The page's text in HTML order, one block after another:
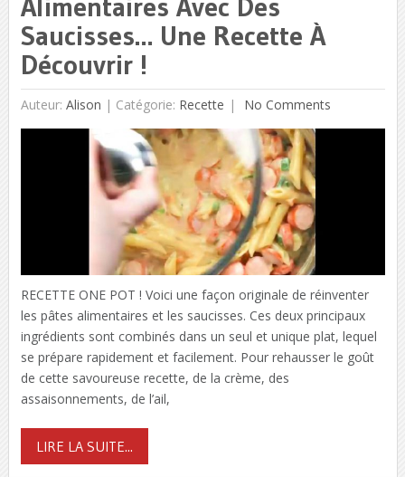
Alimentaires Avec Des
Saucisses… Une Recette À
Découvrir !
Auteur: Alison | Catégorie: Recette No Comments
RECETTE ONE POT ! Voici une façon originale de réinventer
les pâtes alimentaires et les saucisses. Ces deux principaux
ingrédients sont combinés dans un seul et unique plat, lequel
se prépare rapidement et facilement. Pour rehausser le goût
de cette savoureuse recette, de la crème, des
assaisonnements, de l’ail,
LIRE LA SUITE...